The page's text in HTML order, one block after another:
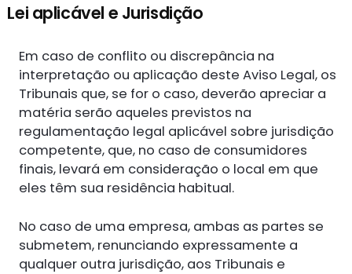
Lei aplicável e Jurisdição
Em caso de conflito ou discrepância na
interpretação ou aplicação deste Aviso Legal, os
Tribunais que, se for o caso, deverão apreciar a
matéria serão aqueles previstos na
regulamentação legal aplicável sobre jurisdição
competente, que, no caso de consumidores
finais, levará em consideração o local em que
eles têm sua residência habitual.
No caso de uma empresa, ambas as partes se
submetem, renunciando expressamente a
qualquer outra jurisdição, aos Tribunais e